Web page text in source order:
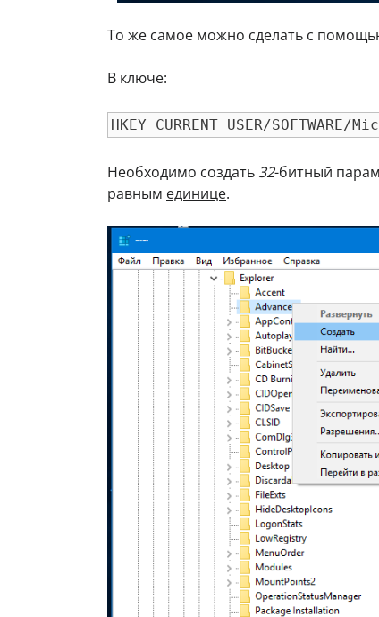
То же самое можно сделать с
В ключе:
HKEY_CURRENT_USER/
Необходимо создать 32-битный
равным единице.